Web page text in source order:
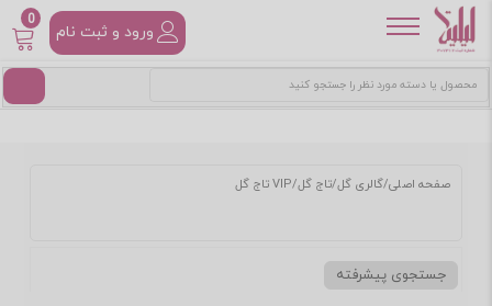
ورود و ثبت نام
0
صفحه اصلی/گالری گل/تاج گل/تاج گل VIP
جستجوی پیشرفته